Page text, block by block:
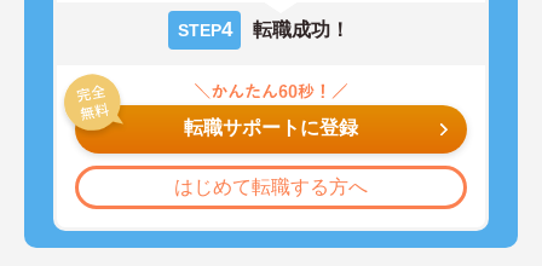
STEP4 転職成功！
転職サポートに登録
はじめて転職する方へ